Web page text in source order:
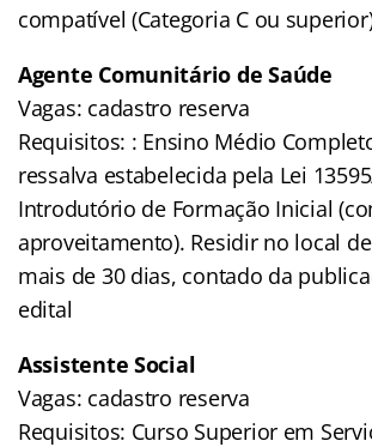
compatível (Categoria C ou
Agente Comunitário de Saúde
Vagas: cadastro reserva
Requisitos: : Ensino Médio
ressalva estabelecida pela Lei
Introdutório de Formação Inicial
aproveitamento). Residir no local
mais de 30 dias, contado da
edital
Assistente Social
Vagas: cadastro reserva
Requisitos: Curso Superior em